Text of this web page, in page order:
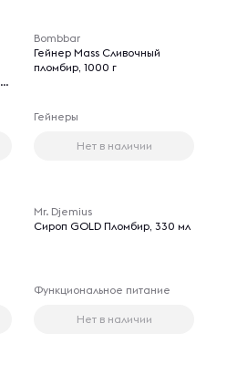
Bombbar
Гейнер Mass Сливочный
пломбир, 1000 г
Гейнеры
Нет в наличии
Mr. Djemius
Сироп GOLD Пломбир, 330 мл
Функциональное питание
Нет в наличии